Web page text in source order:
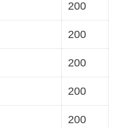
200
200
200
200
200